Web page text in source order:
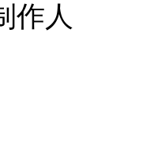
作人